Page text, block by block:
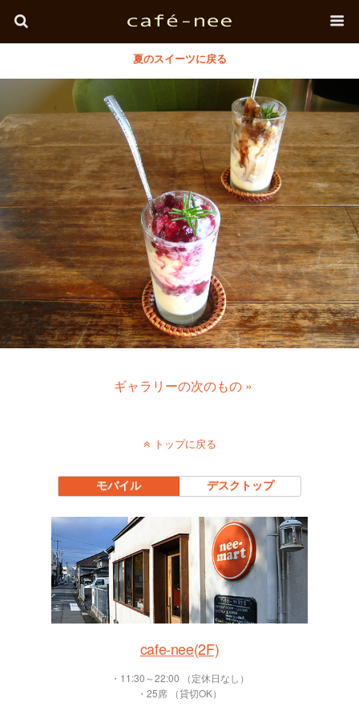
夏のスイーツに戻る
ギャラリーの次のもの »
トップに戻る
モバイル デスクトップ
cafe-nee(2F)
・11:30～22:00 （定休日なし）
・25席 （貸切OK）